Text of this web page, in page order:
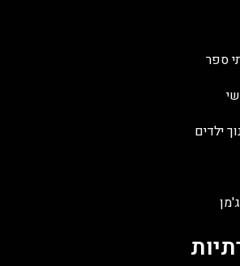
ספר
ילדים